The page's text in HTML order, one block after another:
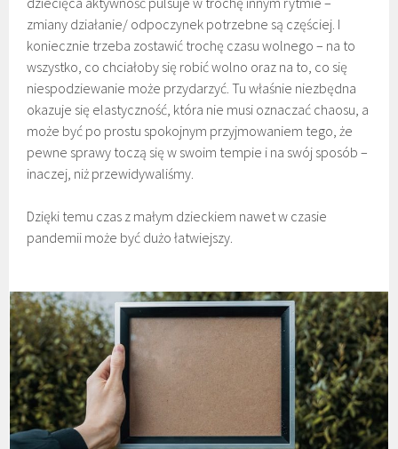
zmiany działanie/ odpoczynek potrzebne są częściej. I
koniecznie trzeba zostawić trochę czasu wolnego – na to
wszystko, co chciałoby się robić wolno oraz na to, co się
niespodziewanie może przydarzyć. Tu właśnie niezbędna
okazuje się elastyczność, która nie musi oznaczać chaosu, a
może być po prostu spokojnym przyjmowaniem tego, że
pewne sprawy toczą się w swoim tempie i na swój sposób –
inaczej, niż przewidywaliśmy.
Dzięki temu czas z małym dzieckiem nawet w czasie
pandemii może być dużo łatwiejszy.